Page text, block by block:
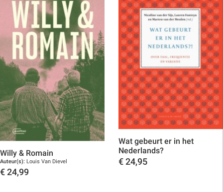
Willy & Romain
Auteur(s): Louis Van Dievel
€ 24,99
Wat gebeurt er in het
Nederlands?
€ 24,95